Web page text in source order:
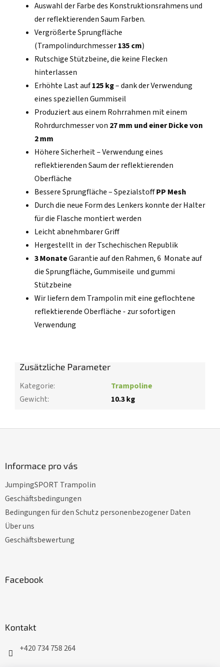
Auswahl der Farbe des Konstruktionsrahmens und
der reflektierenden Saum Farben.
Vergrößerte Sprungfläche
(Trampolindurchmesser135 cm)
Rutschige Stützbeine, die keine Flecken
hinterlassen
Erhöhte Last auf125 kg– dank der Verwendung
eines speziellen Gummiseil
Produziert aus einem Rohrrahmen mit einem
Rohrdurchmesser von 27 mm und einer Dicke von
2 mm
Höhere Sicherheit – Verwendung eines
reflektierenden Saum der reflektierenden
Oberfläche
Bessere Sprungfläche – SpezialstoffPP Mesh
Durch die neue Form des Lenkers konnte der Halter
für die Flasche montiert werden
Leicht abnehmbarer Griff
Hergestellt in der Tschechischen Republik
3 MonateGarantie auf den Rahmen, 6 Monate auf
die Sprungfläche, Gummiseile und gummi
Stützbeine
Wir liefern dem Trampolin mit eine geflochtene
reflektierende Oberfläche - zur sofortigen
Verwendung
Zusätzliche Parameter
Kategorie:
Trampoline
Gewicht: 10.3 kg
Informace pro vás
JumpingSPORT Trampolin
Geschäftsbedingungen
Bedingungen für den Schutz personenbezogener Daten
Über uns
Geschäftsbewertung
Facebook
Kontakt
+420 734 758 264